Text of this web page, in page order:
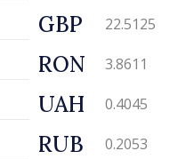
GBP 22.5125
RON 3.8611
UAH 0.4045
RUB 0.2053